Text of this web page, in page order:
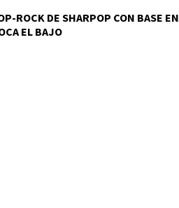
ROCK DE SHARPOP CON BASE EN
EL BAJO